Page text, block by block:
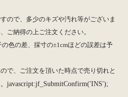
ので、多少のキズや汚れ等がございま
ご納得の上ご注文ください。
の色の差、採寸の±1cmほどの誤差は予
で、ご注文を頂いた時点で売り切れと
javascript:jf_SubmitConfirm('INS');